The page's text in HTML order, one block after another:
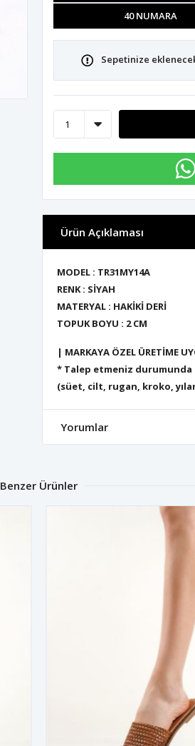
40 NUMARA
Sepetinize
Ürün Açıklaması
MODEL : TR31MY14A
RENK : SİYAH
MATERYAL : HAKİKİ DERİ
TOPUK BOYU : 2 CM
| MARKAYA ÖZEL ÜRETİME
* Talep etmeniz
(süet, cilt, rugan, kroko,
Yorumlar
Benzer Ürünler